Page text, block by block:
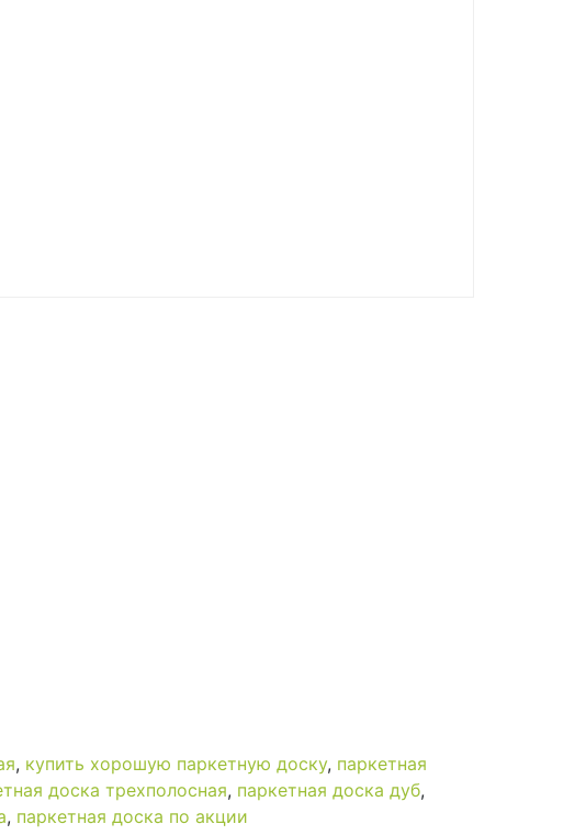
, купить хорошую паркетную доску, паркетная
доска трехполосная, паркетная доска дуб,
, паркетная доска по акции